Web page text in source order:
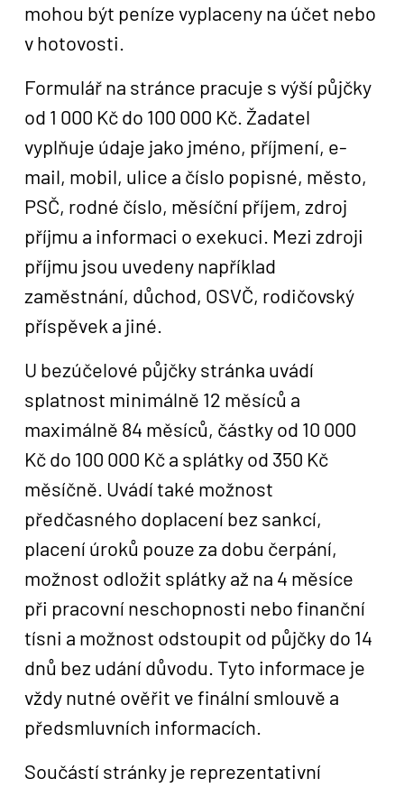
mohou být peníze vyplaceny na účet nebo
v hotovosti.
Formulář na stránce pracuje s výší půjčky
od 1 000 Kč do 100 000 Kč. Žadatel
vyplňuje údaje jako jméno, příjmení, e-
mail, mobil, ulice a číslo popisné, město,
PSČ, rodné číslo, měsíční příjem, zdroj
příjmu a informaci o exekuci. Mezi zdroji
příjmu jsou uvedeny například
zaměstnání, důchod, OSVČ, rodičovský
příspěvek a jiné.
U bezúčelové půjčky stránka uvádí
splatnost minimálně 12 měsíců a
maximálně 84 měsíců, částky od 10 000
Kč do 100 000 Kč a splátky od 350 Kč
měsíčně. Uvádí také možnost
předčasného doplacení bez sankcí,
placení úroků pouze za dobu čerpání,
možnost odložit splátky až na 4 měsíce
při pracovní neschopnosti nebo finanční
tísni a možnost odstoupit od půjčky do 14
dnů bez udání důvodu. Tyto informace je
vždy nutné ověřit ve finální smlouvě a
předsmluvních informacích.
Součástí stránky je reprezentativní